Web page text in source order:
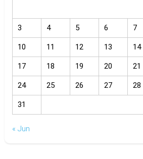
3 4 5 6 7
10 11 12 13 14
17 18 19 20 21
24 25 26 27 28
31
« Jun